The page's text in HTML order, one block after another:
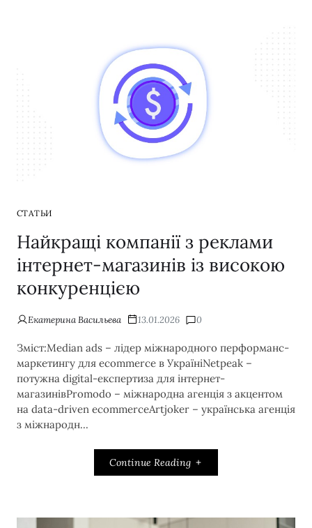
СТАТЬИ
Найкращі компанії з реклами
інтернет-магазинів із високою
конкуренцією
Екатерина Васильева 13.01.2026 0
Зміст:Median ads – лідер міжнародного перформанс-
маркетингу для ecommerce в УкраїніNetpeak –
потужна digital-експертиза для інтернет-
магазинівPromodo – міжнародна агенція з акцентом
на data-driven ecommerceArtjoker – українська агенція
з міжнародн...
Continue Reading